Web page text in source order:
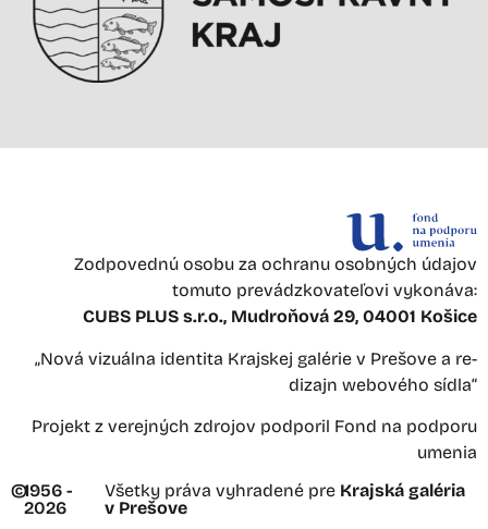
Zodpovednú osobu za ochranu osobných údajov
tomuto prevádzkovateľovi vykonáva:
CUBS PLUS s.r.o., Mudroňová 29, 04001 Košice
„Nová vizuálna identita Krajskej galérie v Prešove a re-
dizajn webového sídla“
Projekt z verejných zdrojov podporil Fond na podporu
umenia
©1956 -
2026
Všetky práva vyhradené pre Krajská galéria
v Prešove